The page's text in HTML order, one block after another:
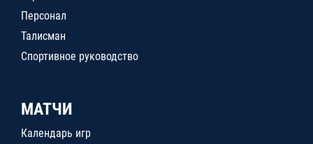
Персонал
Талисман
Спортивное руководство
МАТЧИ
Календарь игр